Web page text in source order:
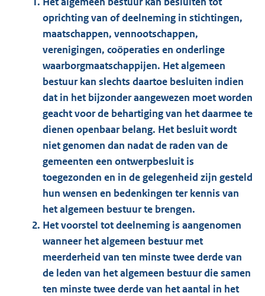
oprichting van of deelneming in stichtingen,
maatschappen, vennootschappen,
verenigingen, coöperaties en onderlinge
waarborgmaatschappijen. Het algemeen
bestuur kan slechts daartoe besluiten indien
dat in het bijzonder aangewezen moet worden
geacht voor de behartiging van het daarmee te
dienen openbaar belang. Het besluit wordt
niet genomen dan nadat de raden van de
gemeenten een ontwerpbesluit is
toegezonden en in de gelegenheid zijn gesteld
hun wensen en bedenkingen ter kennis van
het algemeen bestuur te brengen.
Het voorstel tot deelneming is aangenomen
wanneer het algemeen bestuur met
meerderheid van ten minste twee derde van
de leden van het algemeen bestuur die samen
ten minste twee derde van het aantal in het